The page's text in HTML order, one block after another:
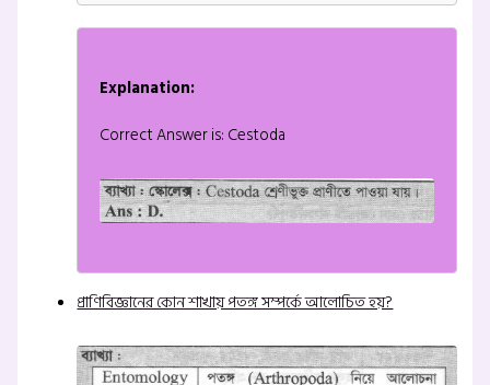
Explanation:
Correct Answer is: Cestoda
প্রাণিবিজ্ঞানের কোন শাখায় পতঙ্গ সম্পর্কে আলোচিত হয়?